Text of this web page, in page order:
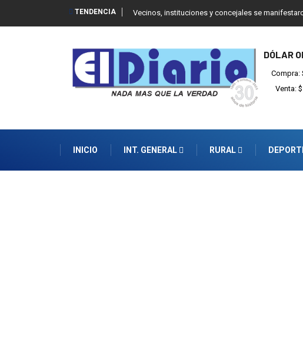
TENDENCIA Vecinos, instituciones y concejales se
DÓLAR
Compra:
Venta:
INICIO INT. GENERAL RURAL